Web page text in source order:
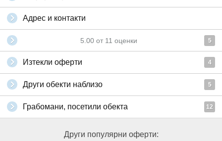
Адрес и контакти
5.00 от 11 оценки 5
Изтекли оферти 4
Други обекти наблизо 5
Грабомани, посетили обекта 12
Други популярни оферти: